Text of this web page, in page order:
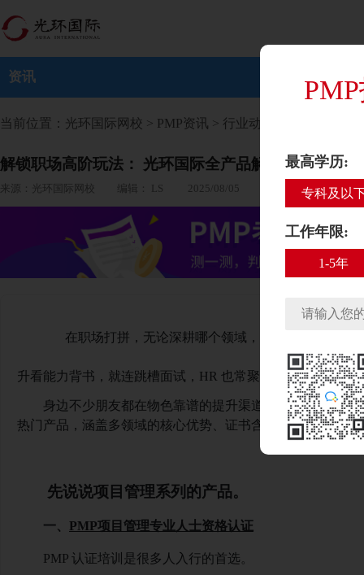
资讯
最高学历:
专科及以
工作年限:
1-5年
当前位置： 光环国际网校 > PMP资讯 > 行业动态
解锁职场高阶玩法： 光环国际全产品解析，从技能
来源：光环国际网校 编辑： LS 2025/08/05
在职场打拼，无论深耕哪个领域，专业资质往往是
升看能力背书，就连跳槽面试，HR 也常聚焦行业认证 ——
身边不少朋友都在物色靠谱的提升渠道，选来选去，
热门产品，涵盖多领域的核心优势、证书含金量、适配人群
先说说项目管理系列的产品。
一、 PMP项目管理专业人士资格认证
PMP 认证培训是很多人入行的首选。